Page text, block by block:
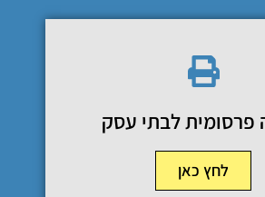
פרסומית לבתי עסק
לחץ כאן